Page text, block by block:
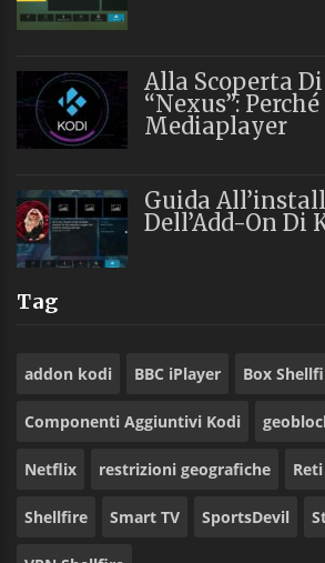
Alla Scoperta
“Nexus”:
Mediaplayer
Guida
Dell’Add-On Di
Tag
addon kodi BBC iPlayer Box
Componenti Aggiuntivi Kodi
Netflix restrizioni geografiche
Shellfire Smart TV SportsDevil